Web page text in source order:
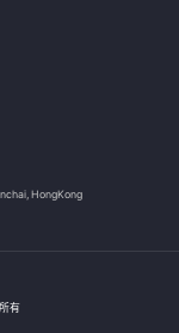
HongKong
有